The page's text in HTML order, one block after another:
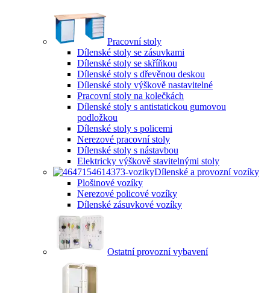
Pracovní stoly
Dílenské stoly se zásuvkami
Dílenské stoly se skříňkou
Dílenské stoly s dřevěnou deskou
Dílenské stoly výškově nastavitelné
Pracovní stoly na kolečkách
Dílenské stoly s antistatickou gumovou
podložkou
Dílenské stoly s policemi
Nerezové pracovní stoly
Dílenské stoly s nástavbou
Elektricky výškově stavitelnými stoly
Dílenské a provozní vozíky
Plošinové vozíky
Nerezové policové vozíky
Dílenské zásuvkové vozíky
Ostatní provozní vybavení